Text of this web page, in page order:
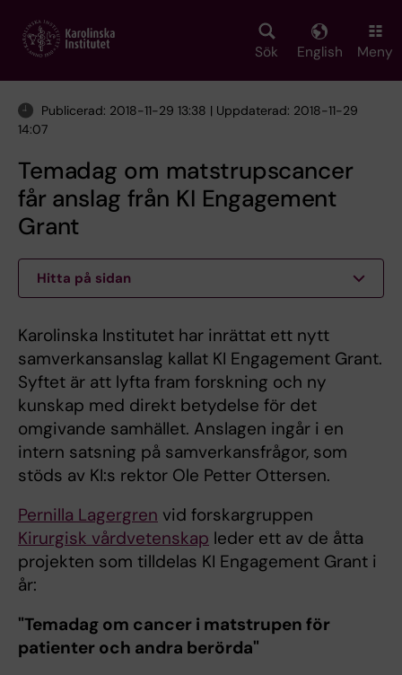
main
Sök English Meny
Publicerad: 2018-11-29 13:38 | Uppdaterad: 2018-11-29
14:07
Temadag om matstrupscancer
får anslag från KI Engagement
Grant
Hitta på sidan
Karolinska Institutet har inrättat ett nytt
samverkansanslag kallat KI Engagement Grant.
Syftet är att lyfta fram forskning och ny
kunskap med direkt betydelse för det
omgivande samhället. Anslagen ingår i en
intern satsning på samverkansfrågor, som
stöds av KI:s rektor Ole Petter Ottersen.
Pernilla Lagergren vid forskargruppen
Kirurgisk vårdvetenskap leder ett av de åtta
projekten som tilldelas KI Engagement Grant i
år:
"Temadag om cancer i matstrupen för
patienter och andra berörda"